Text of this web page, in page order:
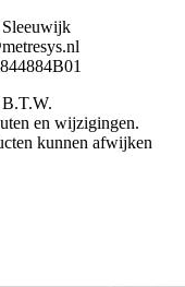
en wijzigingen.
kunnen afwijken